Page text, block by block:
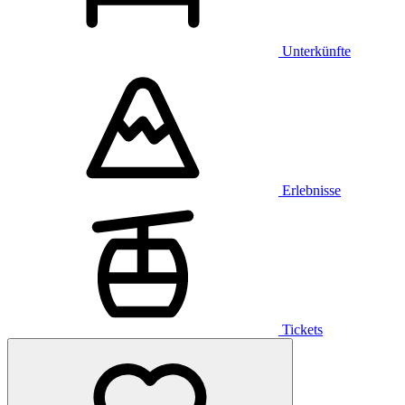
Unterkünfte
Erlebnisse
Tickets